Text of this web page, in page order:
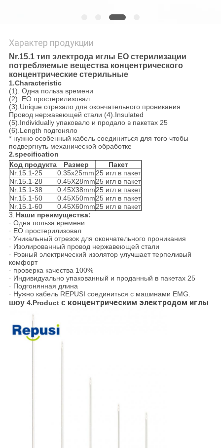
Характер продукции
Nr.15.1 тип электрода иглы EO стерилизации
потребляемые вещества концентрического
концентрические стерильные
1.Characteristic
(1). Одна польза времени
(2). EO простерилизовал
(3).Unique отрезало для окончательного проникания
Провод нержавеющей стали (4).Insulated
(5).Individually упаковало и продало в пакетах 25
(6).Length подгоняло
* нужно особенный кабель соединиться для того чтобы
подвергнуть механической обработке
2.specification
Код продукта
Размер
Пакет
Nr.15.1-25
0.35x25mm 25 игл в пакет
Nr.15.1-28
0.45X28mm25 игл в пакет
Nr.15.1-38
0.45X38mm25 игл в пакет
Nr.15.1-50
0.45X50mm25 игл в пакет
Nr.15.1-60
0.45X60mm25 игл в пакет
3. Наши преимущества:
· Одна польза времени
· EO простерилизовал
· Уникальный отрезок для окончательного проникания
· Изолированный провод нержавеющей стали
· Ровный электрический изолятор улучшает терпеливый
комфорт
· проверка качества 100%
· Индивидуально упакованный и проданный в пакетах 25
· Подгонянная длина
· Нужно кабель REPUSI соединиться с машинами EMG.
шоу4.Product сконцентрическим электродом иглы